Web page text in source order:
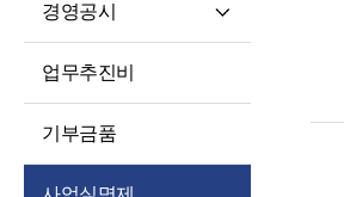
재단 청렴 실천 결의문
인권경영
윤리인권경영 활동
청렴포털부패신고
처리절차
정보공개방법
경영공시
징계처분 결과
소송 및 소송대리인
업무추진비
기부금품